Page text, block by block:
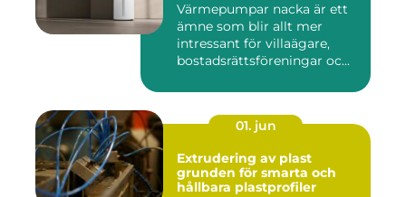
Värmepumpar nacka är ett
ämne som blir allt mer
intressant för villaägare,
bostadsrättsföreningar oc...
01. jun
Extrudering av plast
grunden för smarta och
hållbara plastprofiler